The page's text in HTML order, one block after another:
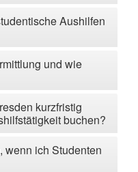
Aushilfen
und wie
kurzfristig
buchen?
wenn ich Studenten